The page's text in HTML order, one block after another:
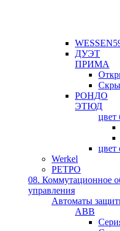
ДУЭТ
ПРИМА
РОНДО
ЭТЮД
цвет
цвет
Werkel
РЕТРО
08. Коммутационное
управления
Автоматы
ABB